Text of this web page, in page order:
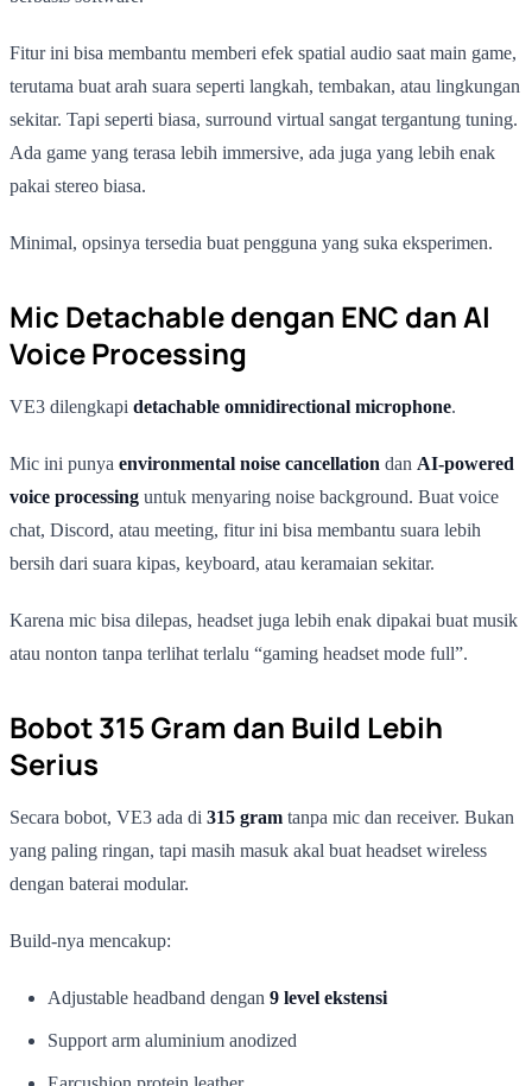
Fitur ini bisa membantu memberi efek spatial audio saat main game,
terutama buat arah suara seperti langkah, tembakan, atau lingkungan
sekitar. Tapi seperti biasa, surround virtual sangat tergantung tuning.
Ada game yang terasa lebih immersive, ada juga yang lebih enak
pakai stereo biasa.
Minimal, opsinya tersedia buat pengguna yang suka eksperimen.
Mic Detachable dengan ENC dan AI
Voice Processing
VE3 dilengkapi detachable omnidirectional microphone.
Mic ini punya environmental noise cancellation dan AI-powered
voice processing untuk menyaring noise background. Buat voice
chat, Discord, atau meeting, fitur ini bisa membantu suara lebih
bersih dari suara kipas, keyboard, atau keramaian sekitar.
Karena mic bisa dilepas, headset juga lebih enak dipakai buat musik
atau nonton tanpa terlihat terlalu “gaming headset mode full”.
Bobot 315 Gram dan Build Lebih
Serius
Secara bobot, VE3 ada di 315 gram tanpa mic dan receiver. Bukan
yang paling ringan, tapi masih masuk akal buat headset wireless
dengan baterai modular.
Build-nya mencakup:
Adjustable headband dengan 9 level ekstensi
Support arm aluminium anodized